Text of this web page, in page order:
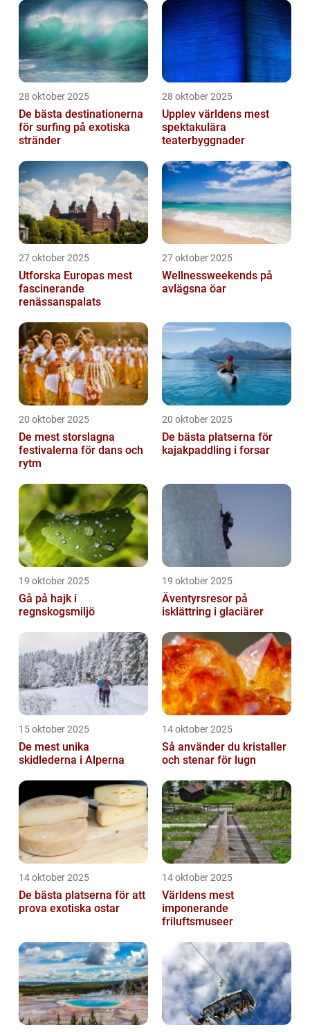
28 oktober 2025
De bästa destinationerna
för surfing på exotiska
stränder
28 oktober 2025
Upplev världens mest
spektakulära
teaterbyggnader
27 oktober 2025
Utforska Europas mest
fascinerande
renässanspalats
27 oktober 2025
Wellnessweekends på
avlägsna öar
20 oktober 2025
De mest storslagna
festivalerna för dans och
rytm
20 oktober 2025
De bästa platserna för
kajakpaddling i forsar
19 oktober 2025
Gå på hajk i
regnskogsmiljö
19 oktober 2025
Äventyrsresor på
isklättring i glaciärer
15 oktober 2025
De mest unika
skidlederna i Alperna
14 oktober 2025
Så använder du kristaller
och stenar för lugn
14 oktober 2025
De bästa platserna för att
prova exotiska ostar
14 oktober 2025
Världens mest
imponerande
friluftsmuseer